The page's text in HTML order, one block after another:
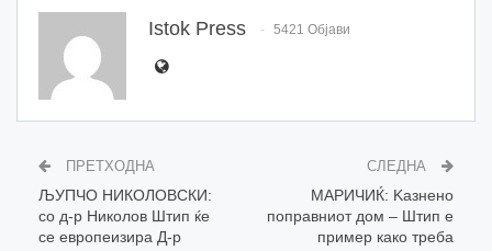
Istok Press 5421 Објави
ПРЕТХОДНА
ЉУПЧО НИКОЛОВСКИ:
со д-р Николов Штип ќе
се европеизира Д-р
СЛЕДНА
МАРИЧИЌ: Kазнено
поправниот дом – Штип е
пример како треба